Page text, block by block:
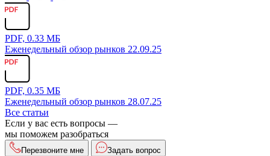
PDF, 0.33 МБ
Еженедельный обзор рынков 22.09.25
PDF, 0.35 МБ
Еженедельный обзор рынков 28.07.25
Все статьи
Если у вас есть вопросы —
мы поможем разобраться
Перезвоните мне Задать вопрос